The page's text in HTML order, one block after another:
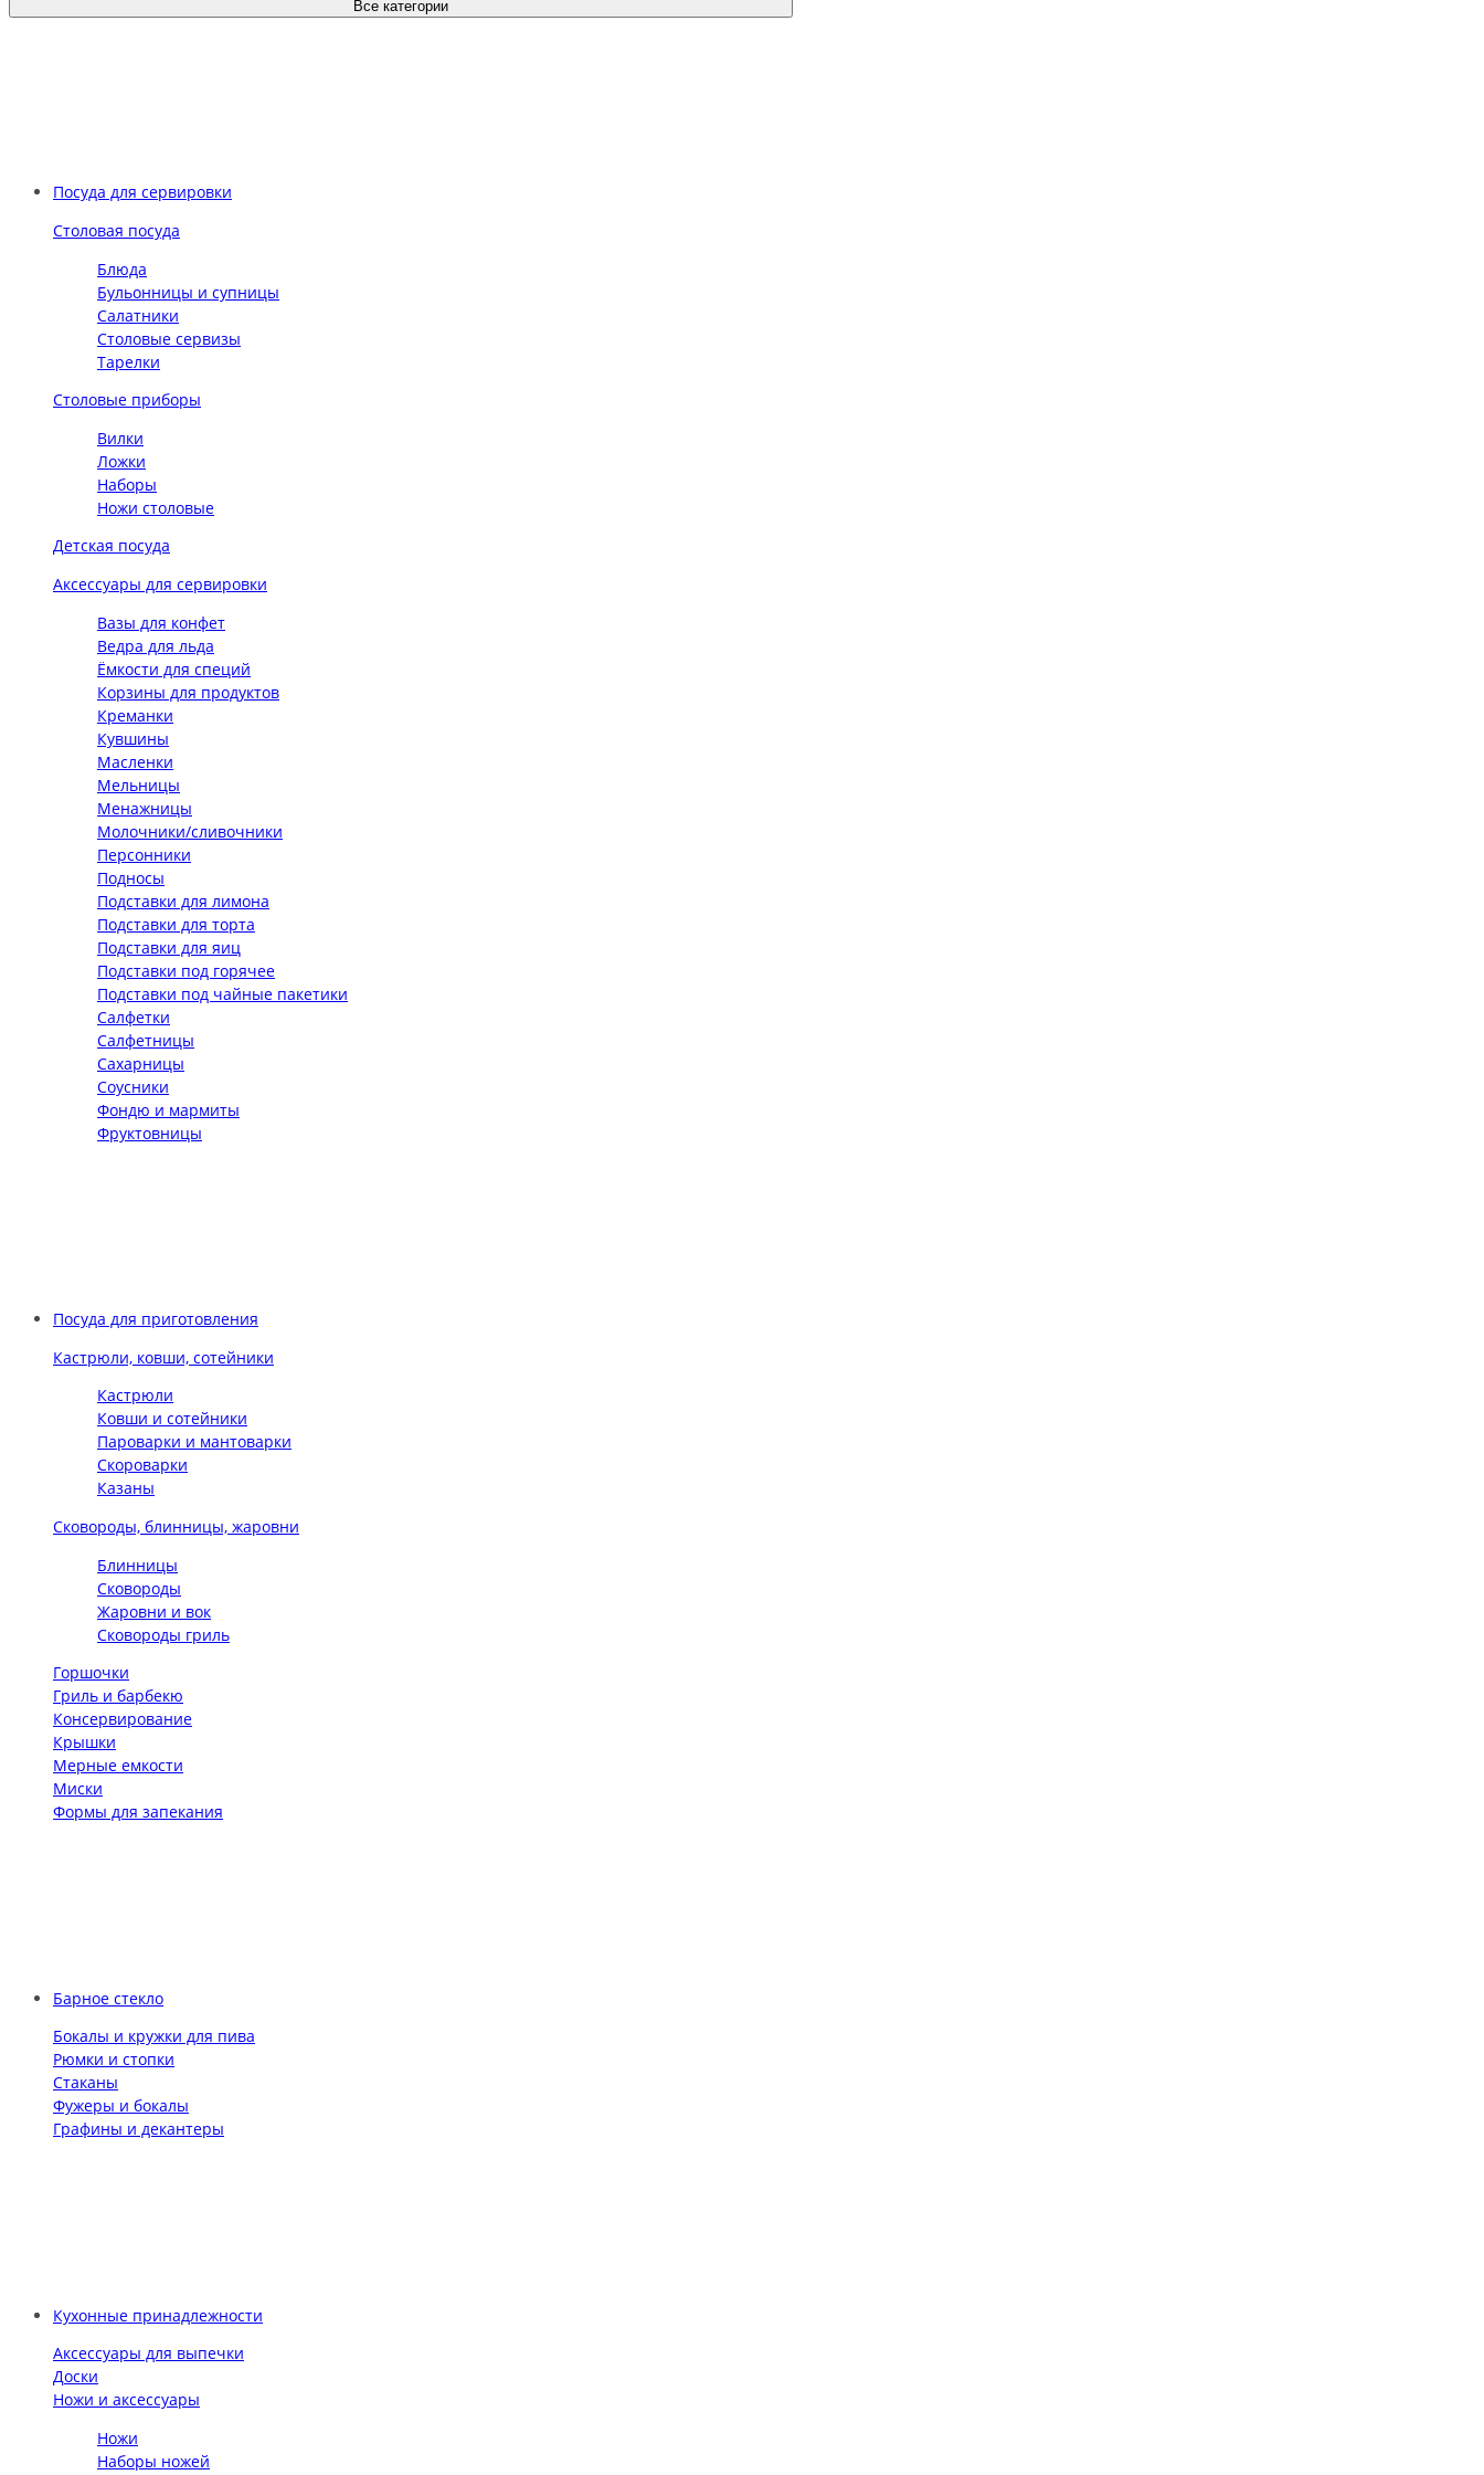
Все категории
Посуда для сервировки
Столовая посуда
Блюда
Бульонницы и супницы
Салатники
Столовые сервизы
Тарелки
Столовые приборы
Вилки
Ложки
Наборы
Ножи столовые
Детская посуда
Аксессуары для сервировки
Вазы для конфет
Ведра для льда
Ёмкости для специй
Корзины для продуктов
Креманки
Кувшины
Масленки
Мельницы
Менажницы
Молочники/сливочники
Персонники
Подносы
Подставки для лимона
Подставки для торта
Подставки для яиц
Подставки под горячее
Подставки под чайные пакетики
Салфетки
Салфетницы
Сахарницы
Соусники
Фондю и мармиты
Фруктовницы
Посуда для приготовления
Кастрюли, ковши, сотейники
Кастрюли
Ковши и сотейники
Пароварки и мантоварки
Скороварки
Казаны
Сковороды, блинницы, жаровни
Блинницы
Сковороды
Жаровни и вок
Сковороды гриль
Горшочки
Гриль и барбекю
Консервирование
Крышки
Мерные емкости
Миски
Формы для запекания
Барное стекло
Бокалы и кружки для пива
Рюмки и стопки
Стаканы
Фужеры и бокалы
Графины и декантеры
Кухонные принадлежности
Аксессуары для выпечки
Доски
Ножи и аксессуары
Ножи
Наборы ножей